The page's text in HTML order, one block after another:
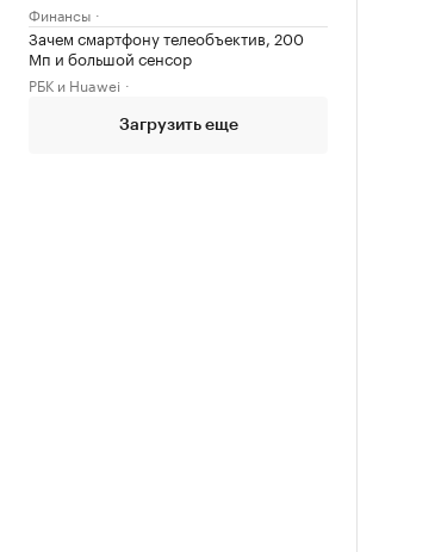
Финансы
Зачем смартфону телеобъектив, 200
Мп и большой сенсор
РБК и Huawei
Загрузить еще